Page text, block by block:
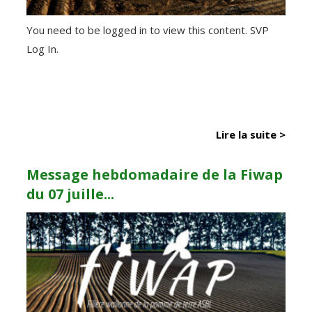
You need to be logged in to view this content. SVP
Log In.
Lire la suite >
Message hebdomadaire de la Fiwap
du 07 juille...